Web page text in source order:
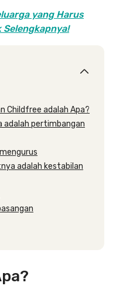
yang Harus
Selengkapnya!
Childfree adalah Apa?
adalah pertimbangan
adalah kestabilan